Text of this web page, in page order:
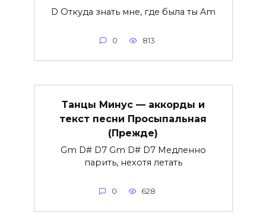
D Откуда знать мне, где была ты Am
0 813
Танцы Минус — аккорды и
текст песни Просыпальная
(Прежде)
Gm D# D7 Gm D# D7 Медленно
парить, нехотя летать
0 628